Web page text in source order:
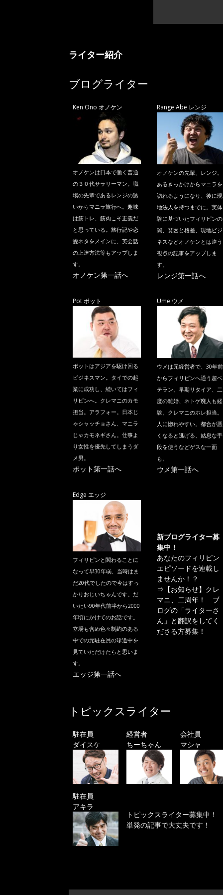
ライター紹介
ブログライター
Ken Ono オノケン
オノケンは日本で働く普通
の３０代サラリーマン。職
場の先輩であるレンジの誘
いからマニラ旅行へ。趣味
は筋トレ、筋肉こそ正義だ
と思っている。旅行記や恋
愛ネタをメインに、英会話
の上達方法等もアップしま
す。
オノケン第一話へ
Range Abe レンジ
オノケンの先輩、レンジ。
あるきっかけからマニラを
訪れるようになり、後に現
地法人を持つまでに。実体
験に基づいたフィリピンの
闇、貧困と格差、現地ビジ
ネスなどオノケンとは違う
視点の記事をアップしま
す。
レンジ第一話へ
Pot ポット
ポットはアジアを駆け回る
ビジネスマン。タイでの起
業に成功し、続いてはフィ
リピンへ。クレマニのカモ
担当。アラフォー。日本じ
ゃシャッチョさん、マニラ
じゃカモネギさん。仕事よ
り女性を優先してしまうダ
メ男。
ポット第一話へ
Ume ウメ
ウメは元経営者で、30年前
からフィリピンへ通う超ベ
テラン。早期リタイア、二
度の離婚、ネトゲ廃人も経
験。クレマニのホレ担当。
人に惚れやすい。都合が悪
くなると逃げる、姑息な手
段を使うなどゲスな一面
も。
ウメ第一話へ
Edge エッジ
フィリピンと関わることに
なって早30年弱、当時はま
だ20代でしたので今はすっ
かりおじいちゃんです。だ
いたい90年代前半から2000
年頃にかけてのお話です。
立場も含め色々制約のある
中での元駐在員の珍道中を
見ていただけたらと思いま
す。
エッジ第一話へ
新ブログライター募
集中！
あなたのフィリピン
エピソードを連載し
ませんか！？
⇒ 【お知らせ】クレ
マニ、二周年！ ブ
ログの「ライターさ
ん」と翻訳をしてく
ださる方募集！
トピックスライター
駐在員
ダイスケ
経営者
ちーちゃん
会社員
マシャ
駐在員
アキラ
トピックスライター募集中！
単発の記事で大丈夫です！